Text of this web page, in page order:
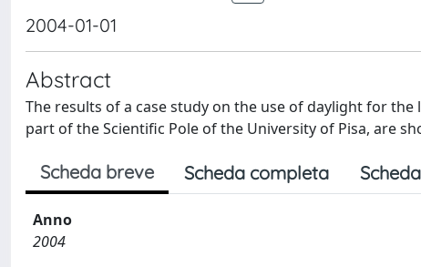
2004-01-01
Abstract
The results of a case study on the use of daylight for
part of the Scientific Pole of the University of Pisa, are
Scheda breve Scheda completa
Anno
2004